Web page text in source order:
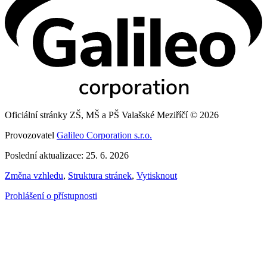
Oficiální stránky ZŠ, MŠ a PŠ Valašské Meziříčí © 2026
Provozovatel Galileo Corporation s.r.o.
Poslední aktualizace: 25. 6. 2026
Změna vzhledu, Struktura stránek, Vytisknout
Prohlášení o přístupnosti